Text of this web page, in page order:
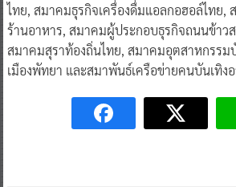
ไทย, สมาคมธุรกิจเครื่องดื่มแอลกอฮอล์ไทย,
ร้านอาหาร, สมาคมผู้ประกอบธุรกิจถนนข้าว
สมาคมสุราท้องถิ่นไทย, สมาคมอุตสาหกรรม
เมืองพัทยา และสมาพันธ์เครือข่ายคนบันเทิง